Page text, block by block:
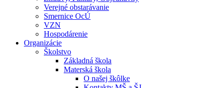
Verejné obstarávanie
Smernice OcÚ
VZN
Hospodárenie
Organizácie
Školstvo
Základná škola
Materská škola
O našej škôlke